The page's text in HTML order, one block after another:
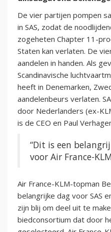
De vier partijen pompen
in SAS, zodat de
zogeheten Chapter 11-
Staten kan verlaten. De
aandelen in handen. Als
Scandinavische
heeft in Denemarken,
aandelenbeurs verlaten.
door Nederlanders (ex-
is de CEO en Paul
“Dit is een
voor Air France-
Air France-KLM-topman
belangrijke dag voor SAS
zijn blij om deel uit te
biedconsortium dat door